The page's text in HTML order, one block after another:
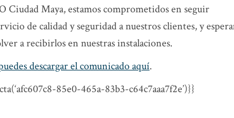
Ciudad Maya, estamos comprometidos en seguir
de calidad y seguridad a nuestros clientes, y
a recibirlos en nuestras instalaciones.
descargar el comunicado aquí.
85e0-465a-83b3-c64c7aaa7f2e’)}}